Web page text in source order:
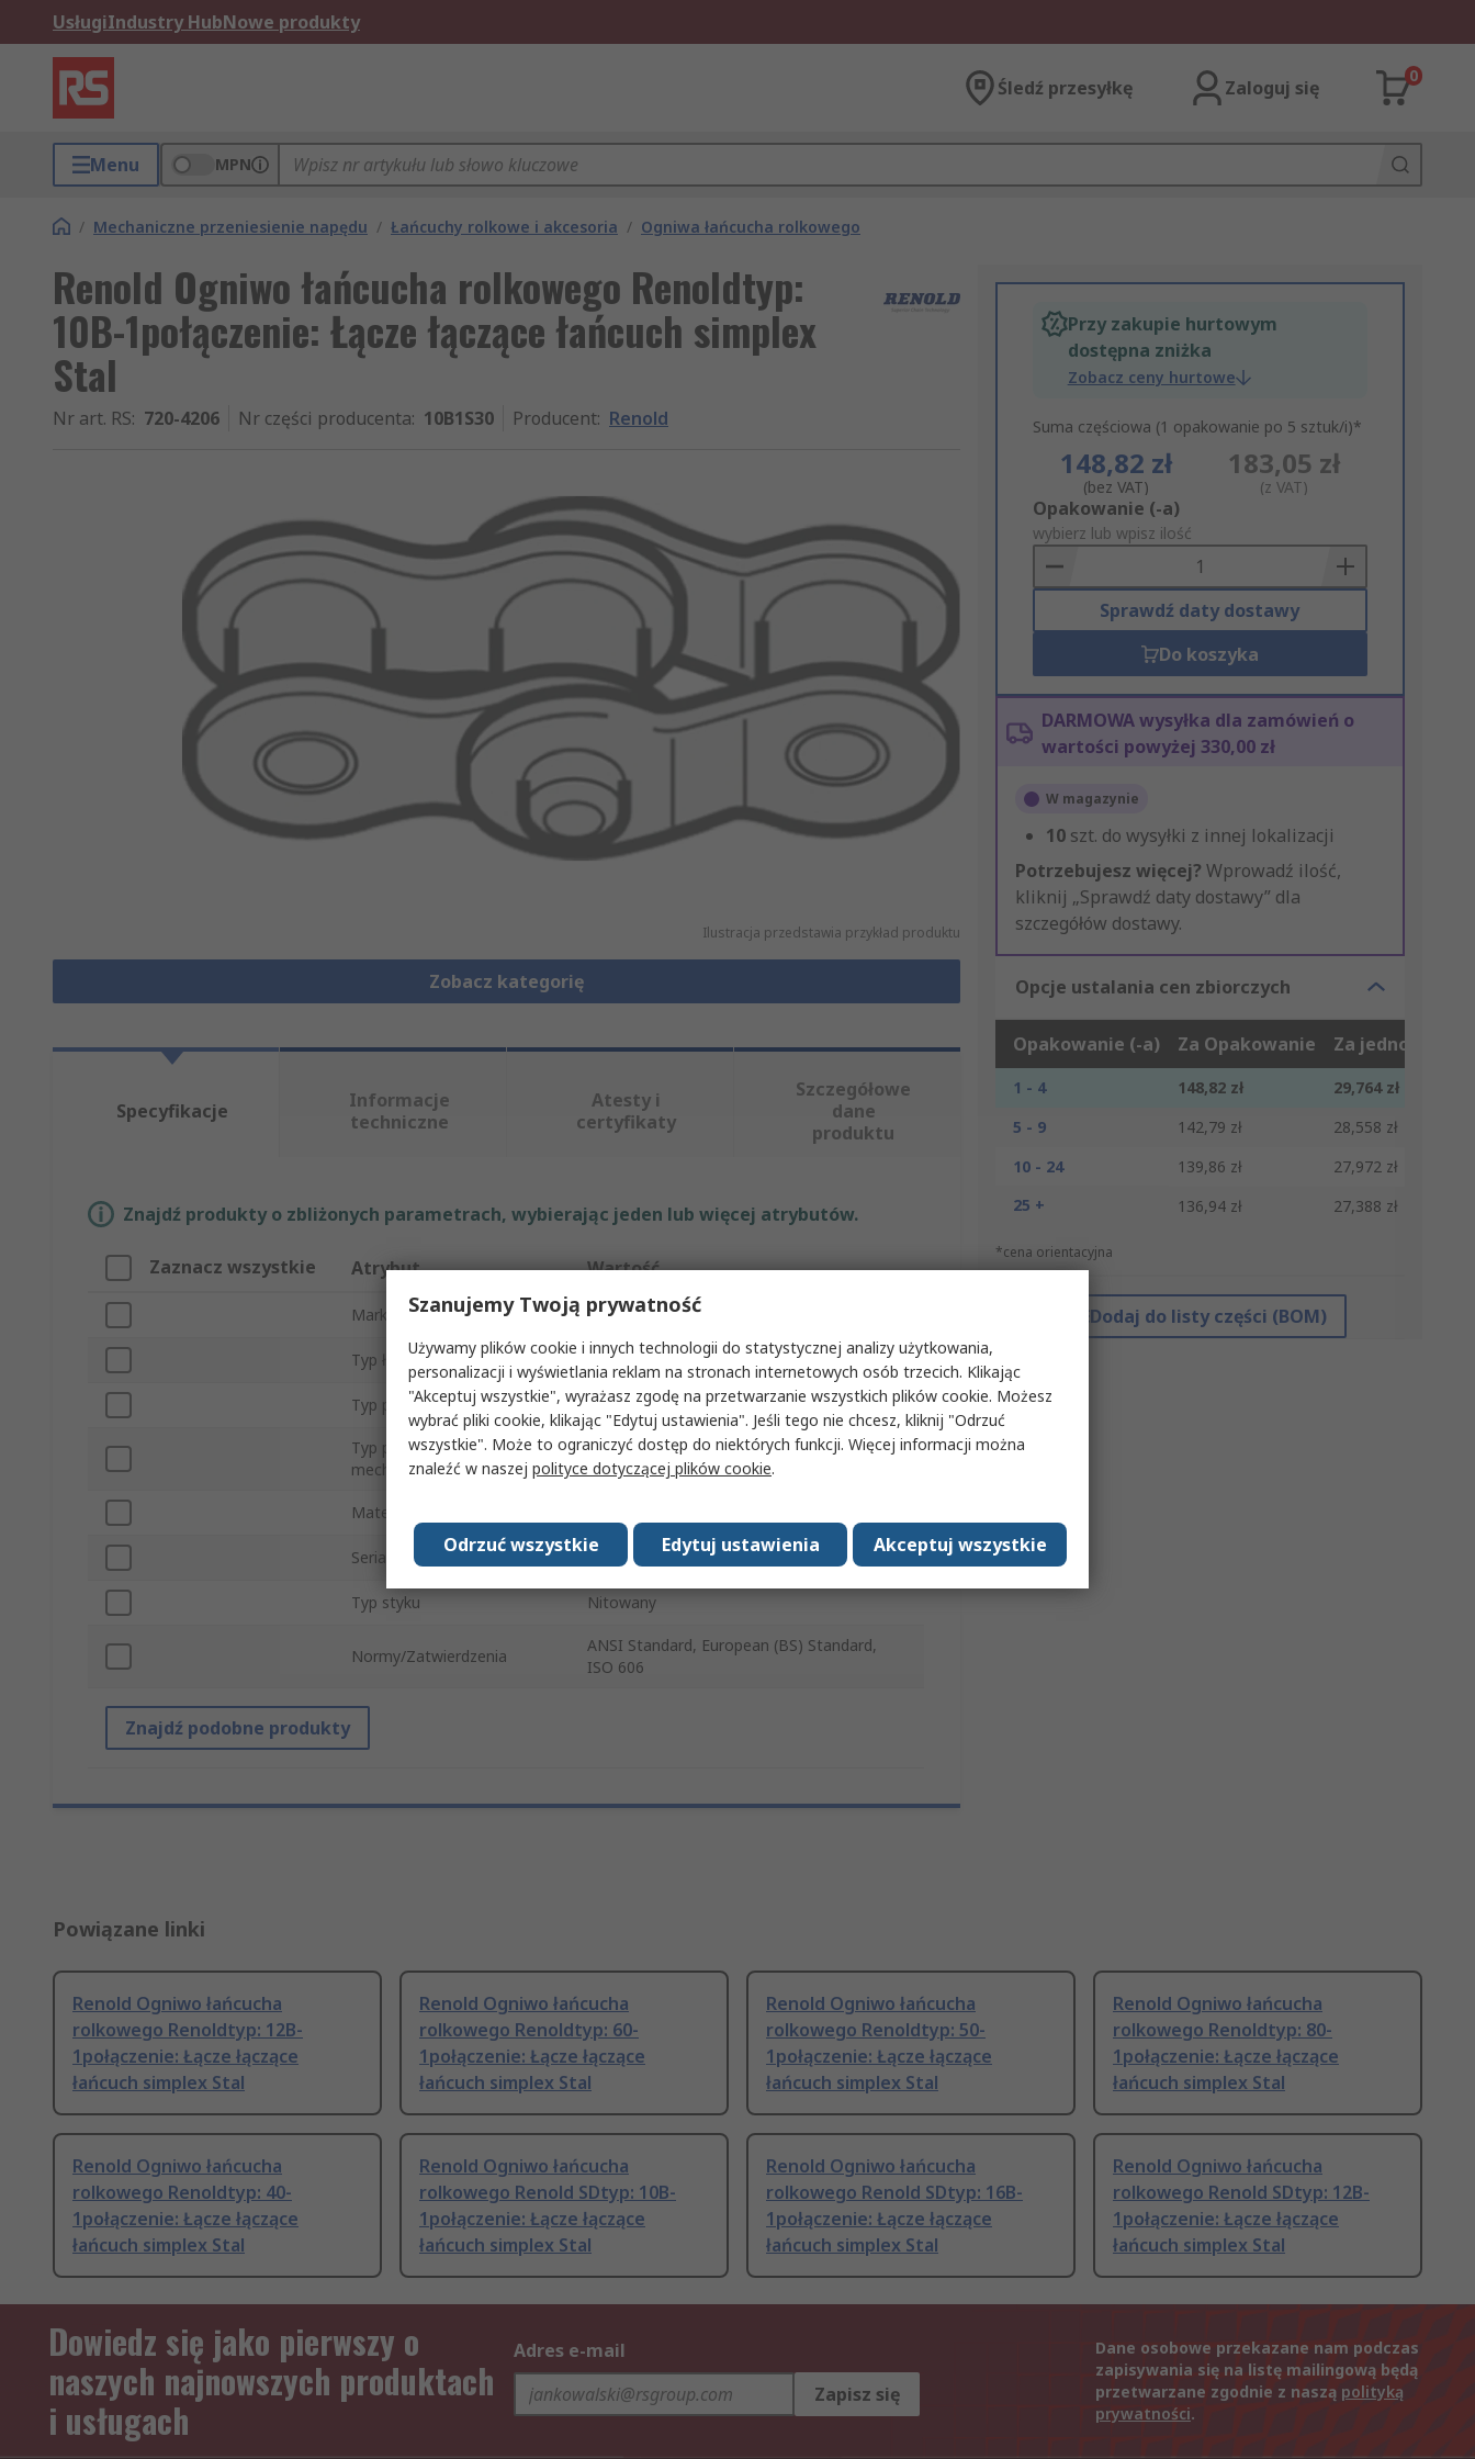
UsługiIndustry HubNowe produkty
Śledź przesyłkę Zaloguj się
0
Menu MPN
/ Mechaniczne przeniesienie napędu / Łańcuchy rolkowe i akcesoria / Ogniwa łańcucha rolkowego
Renold Ogniwo łańcucha rolkowego Renoldtyp:
10B-1połączenie: Łącze łączące łańcuch simplex
Stal
Nr art. RS: 720-4206 Nr części producenta: 10B1S30 Producent: Renold
Ilustracja przedstawia przykład produktu
Zobacz kategorię
Przy zakupie hurtowym
dostępna zniżka
Zobacz ceny hurtowe
Suma częściowa (1 opakowanie po 5 sztuk/i)*
148,82 zł
(bez VAT)
183,05 zł
(z VAT)
Add
to
Basket
Opakowanie (-a)
wybierz lub wpisz ilość
Sprawdź daty dostawy
Do koszyka
DARMOWA wysyłka dla zamówień o
wartości powyżej 330,00 zł
W magazynie
10 szt. do wysyłki z innej lokalizacji
Potrzebujesz więcej? Wprowadź ilość,
kliknij „Sprawdź daty dostawy” dla
szczegółów dostawy.
Opcje ustalania cen zbiorczych
Opakowanie (-a) Za Opakowanie Za jednostkę*
1 - 4 148,82 zł
29,764 zł
5 - 9
142,79 zł
28,558 zł
10 - 24
139,86 zł
27,972 zł
25 +
136,94 zł 27,388 zł
*cena orientacyjna
Dodaj do listy części (BOM)
Specyfikacje
Informacje
techniczne
Atesty i
certyfikaty
Szczegółowe
dane
produktu
Znajdź produkty o zbliżonych parametrach, wybierając jeden lub więcej atrybutów.
Zaznacz wszystkie Atrybut Wartość
Marka Renold
Typ łańcucha 10B-1
Typ produktu Ogniwo łańcucha rolkowego
Typ połączenia
mechanicznego
Łącze łączące łańcuch simplex
Materiał
Seria Renold
Typ styku Nitowany
Normy/Zatwierdzenia
ANSI Standard, European (BS) Standard,
ISO 606
Znajdź podobne produkty
Powiązane linki
Renold Ogniwo łańcucha
rolkowego Renoldtyp: 12B-
1połączenie: Łącze łączące
łańcuch simplex Stal
Renold Ogniwo łańcucha
rolkowego Renoldtyp: 60-
1połączenie: Łącze łączące
łańcuch simplex Stal
Renold Ogniwo łańcucha
rolkowego Renoldtyp: 50-
1połączenie: Łącze łączące
łańcuch simplex Stal
Renold Ogniwo łańcucha
rolkowego Renoldtyp: 80-
1połączenie: Łącze łączące
łańcuch simplex Stal
Renold Ogniwo łańcucha
rolkowego Renoldtyp: 40-
1połączenie: Łącze łączące
łańcuch simplex Stal
Renold Ogniwo łańcucha
rolkowego Renold SDtyp: 10B-
1połączenie: Łącze łączące
łańcuch simplex Stal
Renold Ogniwo łańcucha
rolkowego Renold SDtyp: 16B-
1połączenie: Łącze łączące
łańcuch simplex Stal
Renold Ogniwo łańcucha
rolkowego Renold SDtyp: 12B-
1połączenie: Łącze łączące
łańcuch simplex Stal
Dowiedz się jako pierwszy o
naszych najnowszych produktach
i usługach
Adres e-mail
Zapisz się
Dane osobowe przekazane nam podczas
zapisywania się na listę mailingową będą
przetwarzane zgodnie z naszą polityką
prywatności.
Szanujemy Twoją prywatność
Używamy plików cookie i innych technologii do statystycznej analizy użytkowania,
personalizacji i wyświetlania reklam na stronach internetowych osób trzecich. Klikając
"Akceptuj wszystkie", wyrażasz zgodę na przetwarzanie wszystkich plików cookie. Możesz
wybrać pliki cookie, klikając "Edytuj ustawienia". Jeśli tego nie chcesz, kliknij "Odrzuć
wszystkie". Może to ograniczyć dostęp do niektórych funkcji. Więcej informacji można
znaleźć w naszej polityce dotyczącej plików cookie.
Akceptuj wszystkie
Edytuj ustawienia
Odrzuć wszystkie